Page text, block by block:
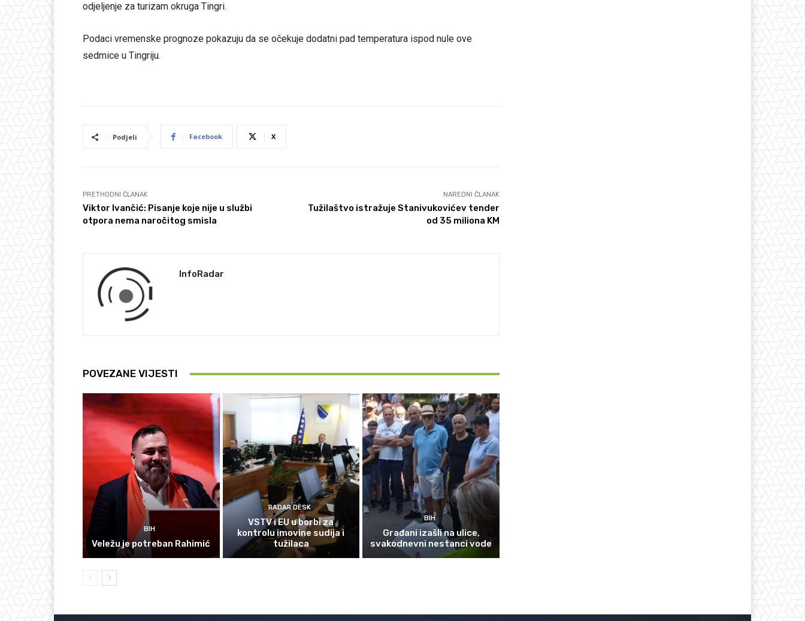
odjeljenje za turizam okruga Tingri.
Podaci vremenske prognoze pokazuju da se očekuje dodatni pad temperatura ispod nule ove
sedmice u Tingriju.
Podjeli Facebook X
PRETHODNI ČLANAK
Viktor Ivančić: Pisanje koje nije u službi
otpora nema naročitog smisla
NAREDNI ČLANAK
Tužilaštvo istražuje Stanivukovićev tender
od 35 miliona KM
InfoRadar
POVEZANE VIJESTI
BIH
Veležu je potreban Rahimić
RADAR DESK
VSTV i EU u borbi za
kontrolu imovine sudija i
tužilaca
BIH
Građani izašli na ulice,
svakodnevni nestanci vode